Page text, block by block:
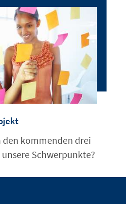
den kommenden drei
Schwerpunkte?